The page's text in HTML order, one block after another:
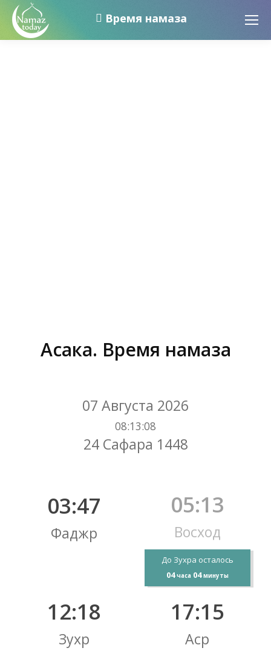
Время намаза
Асака. Время намаза
07 Августа 2026
08:13:08
24 Сафара 1448
03:47
Фаджр
05:13
Восход
До Зухра осталось
04 часа 04 минуты
12:18
Зухр
17:15
Аср